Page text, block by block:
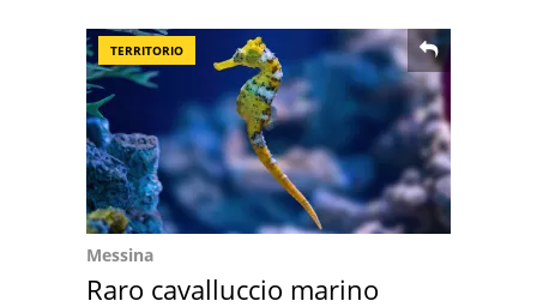
TERRITORIO
Messina
Raro cavalluccio marino